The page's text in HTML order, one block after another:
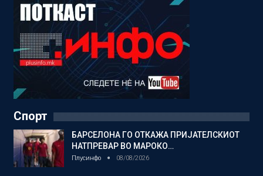
Спорт
БАРСЕЛОНА ГО ОТКАЖА ПРИЈАТЕЛСКИОТ
НАТПРЕВАР ВО МАРОКО…
Плусинфо 08/08/2026